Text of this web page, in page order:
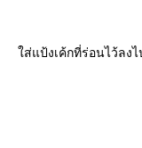
ใส่แป้งเค้กที่ร่อนไว้ลงไ